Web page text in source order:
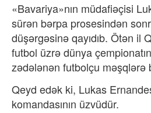
«Bavariya»nın müdafiəçisi
sürən bərpa prosesindən
düşərgəsinə qayıdıb. Ötən il
futbol üzrə dünya
zədələnən futbolçu məşqlərə
Qeyd edək ki, Lukas
komandasının üzvüdür.